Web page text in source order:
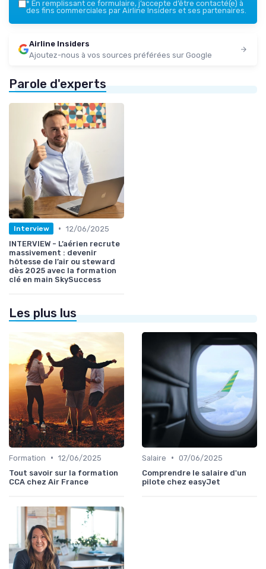
* En remplissant ce formulaire, j’accepte d’être contacté(e) à
des fins commerciales par Airline Insiders et ses partenaires.
Airline Insiders
Ajoutez-nous à vos sources préférées sur Google
Parole d'experts
Interview • 12/06/2025
INTERVIEW - L’aérien recrute
massivement : devenir
hôtesse de l’air ou steward
dès 2025 avec la formation
clé en main SkySuccess
Les plus lus
Formation • 12/06/2025
Tout savoir sur la formation
CCA chez Air France
Salaire • 07/06/2025
Comprendre le salaire d'un
pilote chez easyJet